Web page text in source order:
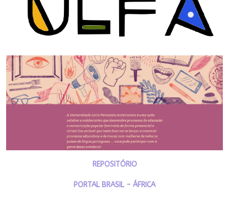
REPOSITÓRIO
PORTAL BRASIL - ÁFRICA